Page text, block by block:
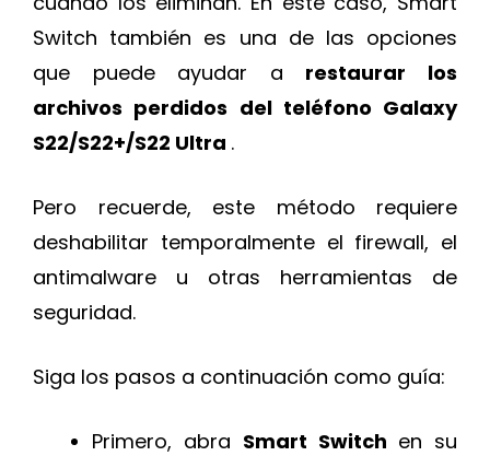
Switch también es una de las opciones
que puede ayudar a restaurar los
archivos perdidos del teléfono Galaxy
S22/S22+/S22 Ultra .
Pero recuerde, este método requiere
deshabilitar temporalmente el firewall, el
antimalware u otras herramientas de
seguridad.
Siga los pasos a continuación como guía:
Primero, abra Smart Switch en su